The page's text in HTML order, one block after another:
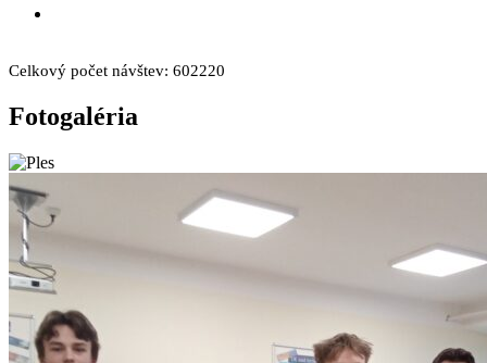
Celkový počet návštev: 602220
Fotogaléria